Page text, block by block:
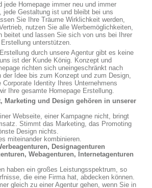
jede Homepage immer neu und immer
jede Gestaltung ist und bleibt bei uns
Sie Ihre Träume Wirklichkeit werden,
nutzen Sie alle Werbemöglichkeiten,
beitet und lassen Sie sich von uns bei Ihrer
unterstützen.
durch unsere Agentur gibt es keine
ist der Kunde König. Konzept und
richten sich uneingeschränkt nach
der Idee bis zum Konzept und zum Design,
Identity Ihres Unternehmens
Ihre gesamte Homepage Erstellung.
Marketing und Design gehören in unserer
Webseite, einer Kampagne nicht, bringt
Stimmt das Marketing, das Promoting
Design nichts.
miteinander kombinieren.
Designagenturen
Webagenturen, Internetagenturen
haben ein großes Leistungsspektrum, so
die eine Firma hat, abdecken können.
gleich zu einer Agentur gehen, wenn Sie in